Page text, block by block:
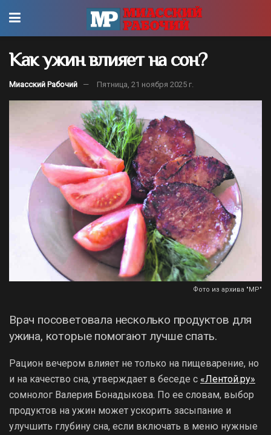
Как ужин влияет на сон?
Миасский Рабочий Пятница, 21 ноября 2025 г.
Фото из архива "МР"
Врач посоветовала несколько продуктов для
ужина, которые помогают лучше спать.
Рацион вечером влияет не только на пищеварение, но
и на качество сна, утверждает в беседе с «Лентой.ру»
сомнолог Валерия Бонадыкова. По ее словам, выбор
продуктов на ужин может ускорить засыпание и
улучшить глубину сна, если включать в меню нужные